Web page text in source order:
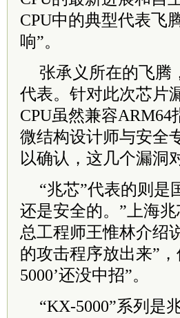
CPU中的典型代表飞
响”。
张承义所在的飞腾
代表。针对此次芯片
CPU虽然兼容
微结构设计师与安全
以确认，这几个漏洞
“兆芯”代表的则是
还是安全的。”上海
总工程师王惟林介绍
的攻击程序放出来”
5000’还没中招”。
“KX-5000”系列是